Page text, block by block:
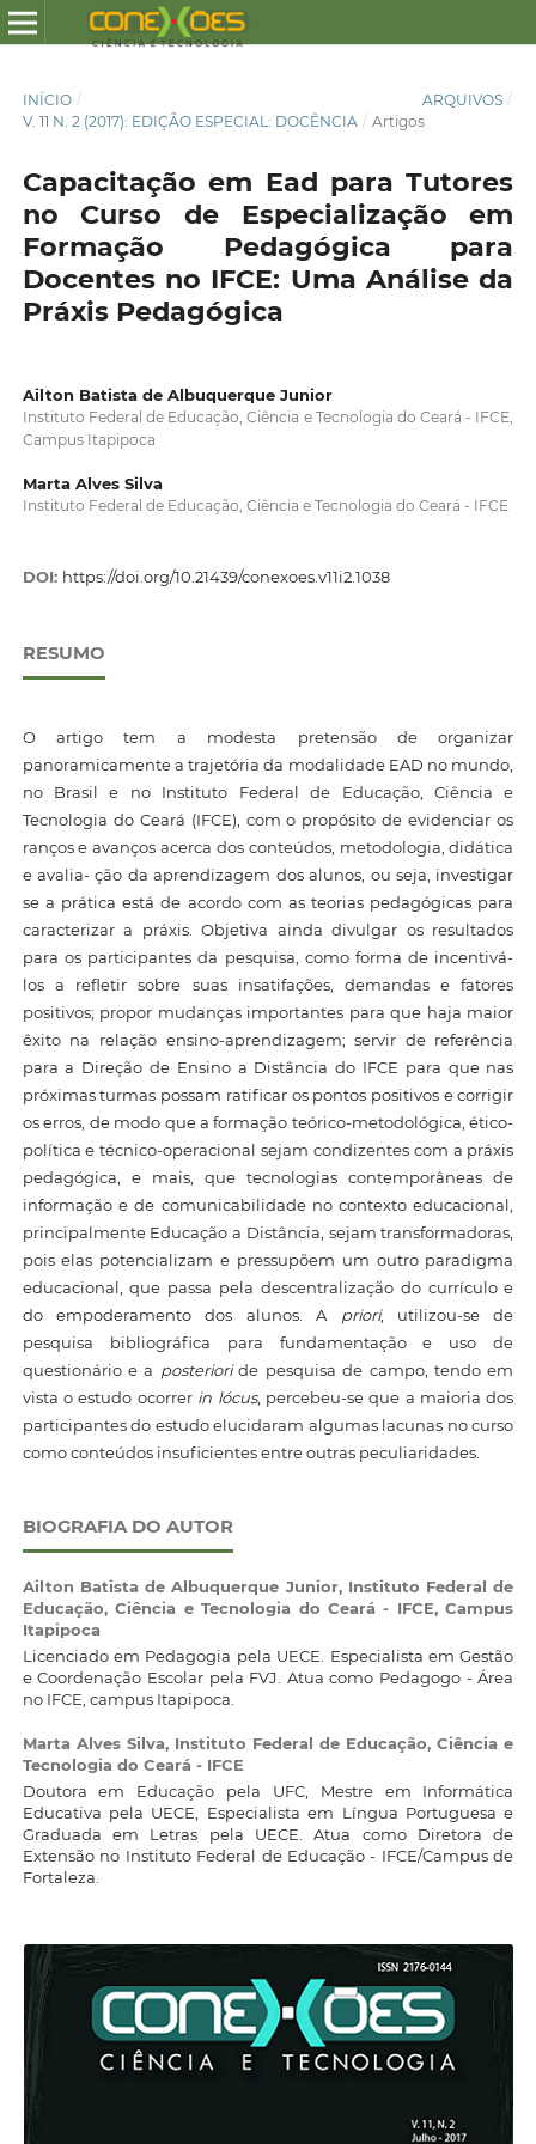
INÍCIO / ARQUIVOS /
V. 11 N. 2 (2017): EDIÇÃO ESPECIAL: DOCÊNCIA / Artigos
Capacitação em Ead para Tutores
no Curso de Especialização em
Formação Pedagógica para
Docentes no IFCE: Uma Análise da
Práxis Pedagógica
Ailton Batista de Albuquerque Junior
Instituto Federal de Educação, Ciência e Tecnologia do Ceará - IFCE,
Campus Itapipoca
Marta Alves Silva
Instituto Federal de Educação, Ciência e Tecnologia do Ceará - IFCE
DOI: https://doi.org/10.21439/conexoes.v11i2.1038
RESUMO
O artigo tem a modesta pretensão de organizar
panoramicamente a trajetória da modalidade EAD no mundo,
no Brasil e no Instituto Federal de Educação, Ciência e
Tecnologia do Ceará (IFCE), com o propósito de evidenciar os
ranços e avanços acerca dos conteúdos, metodologia, didática
e avalia- ção da aprendizagem dos alunos, ou seja, investigar
se a prática está de acordo com as teorias pedagógicas para
caracterizar a práxis. Objetiva ainda divulgar os resultados
para os participantes da pesquisa, como forma de incentivá-
los a refletir sobre suas insatifações, demandas e fatores
positivos; propor mudanças importantes para que haja maior
êxito na relação ensino-aprendizagem; servir de referência
para a Direção de Ensino a Distância do IFCE para que nas
próximas turmas possam ratificar os pontos positivos e corrigir
os erros, de modo que a formação teórico-metodológica, ético-
política e técnico-operacional sejam condizentes com a práxis
pedagógica, e mais, que tecnologias contemporâneas de
informação e de comunicabilidade no contexto educacional,
principalmente Educação a Distância, sejam transformadoras,
pois elas potencializam e pressupõem um outro paradigma
educacional, que passa pela descentralização do currículo e
do empoderamento dos alunos. A priori, utilizou-se de
pesquisa bibliográfica para fundamentação e uso de
questionário e a posterioride pesquisa de campo, tendo em
vista o estudo ocorrer in lócus, percebeu-se que a maioria dos
participantes do estudo elucidaram algumas lacunas no curso
como conteúdos insuficientes entre outras peculiaridades.
BIOGRAFIA DO AUTOR
Ailton Batista de Albuquerque Junior, Instituto Federal de
Educação, Ciência e Tecnologia do Ceará - IFCE, Campus
Itapipoca
Licenciado em Pedagogia pela UECE. Especialista em Gestão
e Coordenação Escolar pela FVJ. Atua como Pedagogo - Área
no IFCE, campus Itapipoca.
Marta Alves Silva, Instituto Federal de Educação, Ciência e
Tecnologia do Ceará - IFCE
Doutora em Educação pela UFC, Mestre em Informática
Educativa pela UECE, Especialista em Língua Portuguesa e
Graduada em Letras pela UECE. Atua como Diretora de
Extensão no Instituto Federal de Educação - IFCE/Campus de
Fortaleza.